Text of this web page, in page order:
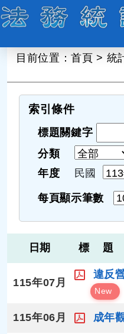
目前位置：首頁 > 統
索引條件
標題關鍵字
分類
年度
民國
每頁顯示筆數
日期 標 題
115年07月
違反
New
115年06月 成年